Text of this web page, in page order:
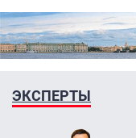
ЭКСПЕРТЫ